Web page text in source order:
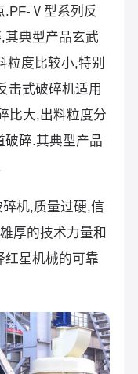
.PF-Ⅴ型系列反
其典型产品玄武
粒度比较小,特别
击式破碎机适用
比大,出料粒度分
破碎.其典型产品
机,质量过硬,信
厚的技术力量和
红星机械的可靠